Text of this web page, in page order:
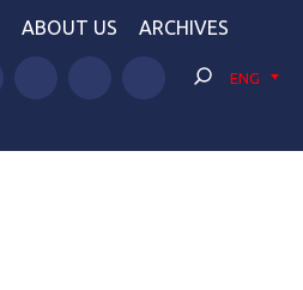
ABOUT US ARCHIVES
ENG